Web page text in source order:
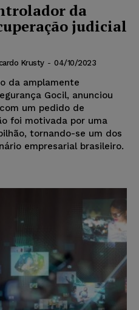
da
judicial
Krusty - 04/10/2023
da amplamente
Gocil, anunciou
um pedido de
foi motivada por uma
tornando-se um dos
empresarial brasileiro.